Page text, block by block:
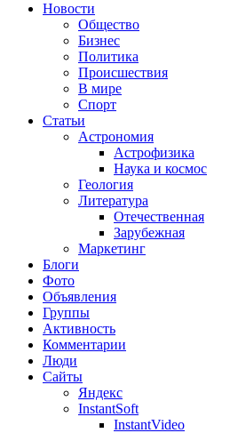
Новости
Общество
Бизнес
Политика
Происшествия
В мире
Спорт
Статьи
Астрономия
Астрофизика
Наука и космос
Геология
Литература
Отечественная
Зарубежная
Маркетинг
Блоги
Фото
Объявления
Группы
Активность
Комментарии
Люди
Сайты
Яндекс
InstantSoft
InstantVideo